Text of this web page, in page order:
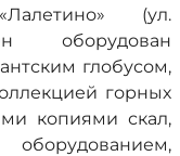
(ул.
оборудован
глобусом,
горных
копиями скал,